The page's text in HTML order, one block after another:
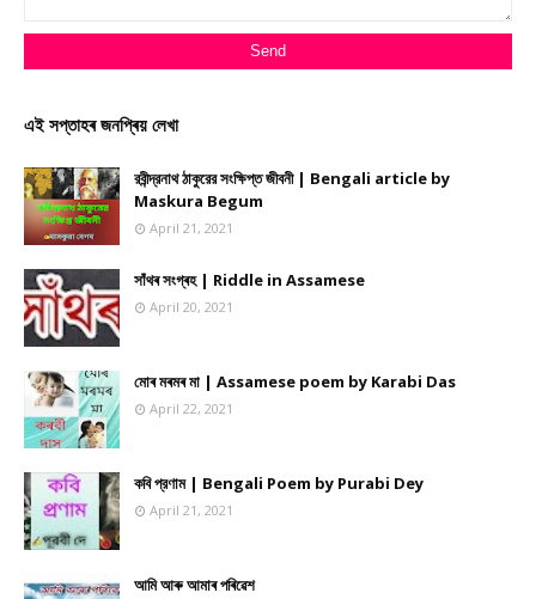
এই সপ্তাহৰ জনপ্ৰিয় লেখা
রবীন্দ্রনাথ ঠাকুরের সংক্ষিপ্ত জীবনী | Bengali article by
Maskura Begum
April 21, 2021
সাঁথৰ সংগ্ৰহ | Riddle in Assamese
April 20, 2021
মোৰ মৰমৰ মা | Assamese poem by Karabi Das
April 22, 2021
কবি প্রণাম | Bengali Poem by Purabi Dey
April 21, 2021
আমি আৰু আমাৰ পৰিৱেশ